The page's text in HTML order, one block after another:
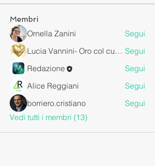
Membri
Ornella Zanini
Segui
Lucia Vannini- Oro col cuore Segui
Redazione
Segui
Alice Reggiani
Segui
borriero.cristiano
Segui
Vedi tutti i membri (13)